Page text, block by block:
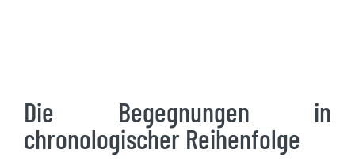
Die Begegnungen in
chronologischer Reihenfolge